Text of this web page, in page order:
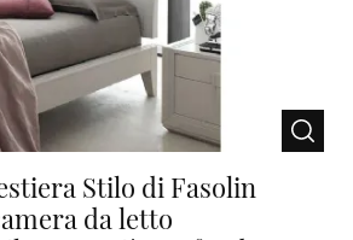
Stilo di Fasolin
da letto